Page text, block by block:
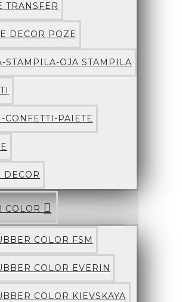
TRANSFER
DECOR POZE
STAMPILA-OJA STAMPILA
CONFETTI-PAIETE
DECOR
COLOR
COLOR FSM
COLOR EVERIN
COLOR KIEVSKAYA